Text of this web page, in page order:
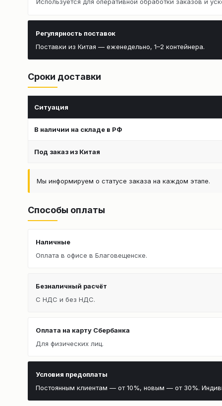
Регулярность поставок
Поставки из Китая — еженедельно, 1–2 контейнера.
Сроки доставки
Ситуация
В наличии на складе в РФ
Под заказ из Китая
Мы информируем о статусе заказа на каждом этапе.
Способы оплаты
Наличные
Оплата в офисе в Благовещенске.
Безналичный расчёт
С НДС и без НДС.
Оплата на карту Сбербанка
Для физических лиц.
Условия предоплаты
Постоянным клиентам — от 10%, новым — от 30%.